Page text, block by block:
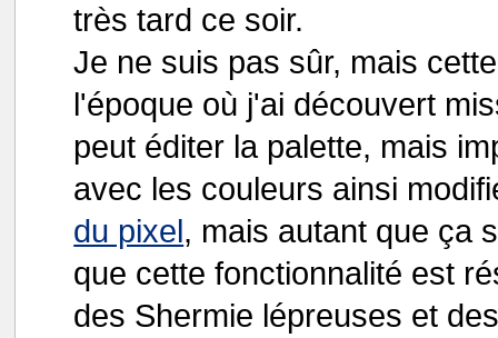
très tard ce soir.
Je ne suis pas sûr, mais
l'époque où j'ai découvert
peut éditer la palette, mais
avec les couleurs ainsi
du pixel, mais autant que ça
que cette fonctionnalité est
des Shermie lépreuses et